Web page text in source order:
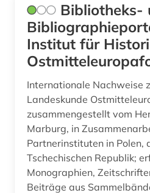
Bibliotheks-
Institut für
Internationale Nachweise
Landeskunde
zusammengestellt vom
Marburg, in
Partnerinstituten in Polen,
Tschechischen Republik;
Monographien,
Beiträge aus